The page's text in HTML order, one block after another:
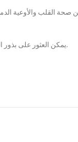
صحة القلب والأوعية
يمكن العثور على بذور الشيا في متاجر الأغذية الصحية والأسواق المتخصصة، ويمكن استخدامها بمختلف الطرق للاستفادة من فوائدها الصحية.